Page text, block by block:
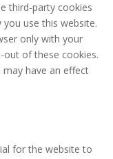
third-party cookies
use this website.
only with your
of these cookies.
have an effect
for the website to